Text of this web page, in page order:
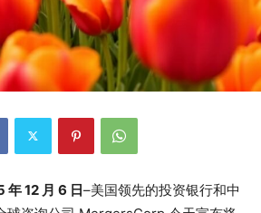
12 月 6 日–美国领先的投资银行和中